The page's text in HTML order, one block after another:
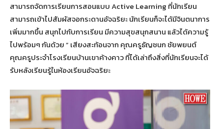
สามารถจัดการเรียนการสอนแบบ Active Learning ที่นักเรียน
สามารถเข้าไปสัมผัสจอกระดานอัจฉริยะ นักเรียนก็จะได้มีจินตนาการ
เพิ่มมากขึ้น สนุกไปกับการเรียน มีความสุขสนุกสนาน แล้วได้ความรู้
ไปพร้อมๆ กันด้วย ” เสียงสะท้อนจาก คุณครูธัญชนก ชัยพยนต์
คุณครูประจำโรงเรียนบ้านเขาค้างคาว ที่ได้เล่าถึงสิ่งที่นักเรียนจะได้
รับหลังเรียนรู้ในห้องเรียนอัจฉริยะ